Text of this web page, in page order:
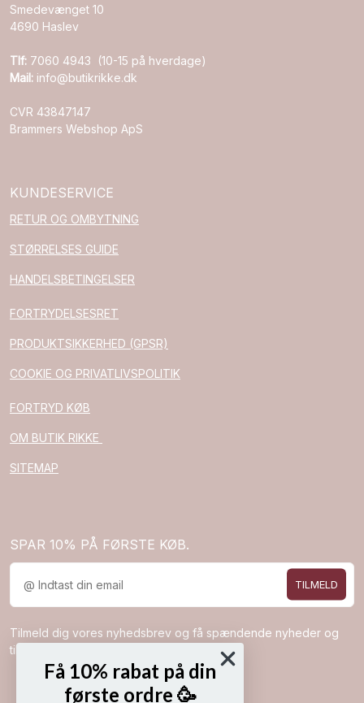
Smedevænget 10
4690 Haslev
Tlf: 7060 4943 (10-15 på hverdage)
Mail: info@butikrikke.dk
CVR 43847147
Brammers Webshop ApS
KUNDESERVICE
RETUR OG OMBYTNING
STØRRELSES GUIDE
HANDELSBETINGELSER
FORTRYDELSESRET
PRODUKTSIKKERHED (GPSR)
COOKIE OG PRIVATLIVSPOLITIK
FORTRYD KØB
OM BUTIK RIKKE
SITEMAP
SPAR 10% PÅ FØRSTE KØB.
TILMELD
Tilmeld dig vores nyhedsbrev og få spændende nyheder og
tilbud direkte i din indbakke.
Få 10% rabat på din
første ordre 🥳